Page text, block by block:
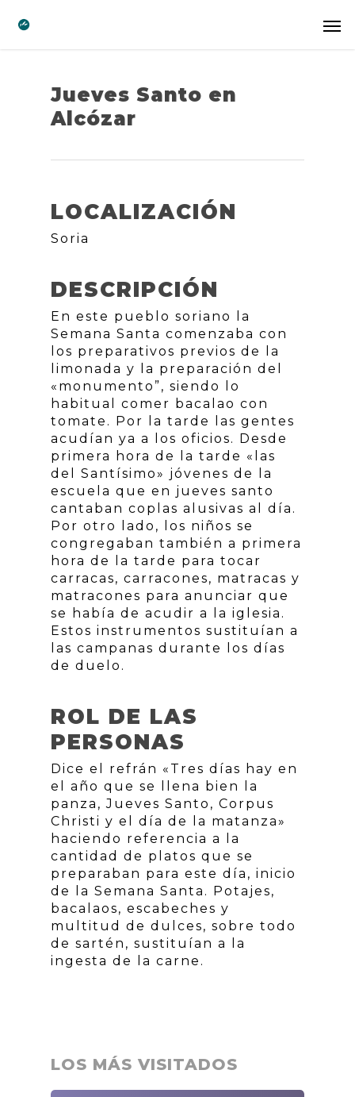
Jueves Santo en
Alcózar
LOCALIZACIÓN
Soria
DESCRIPCIÓN
En este pueblo soriano la
Semana Santa comenzaba con
los preparativos previos de la
limonada y la preparación del
«monumento”, siendo lo
habitual comer bacalao con
tomate. Por la tarde las gentes
acudían ya a los oficios. Desde
primera hora de la tarde «las
del Santísimo» jóvenes de la
escuela que en jueves santo
cantaban coplas alusivas al día.
Por otro lado, los niños se
congregaban también a primera
hora de la tarde para tocar
carracas, carracones, matracas y
matracones para anunciar que
se había de acudir a la iglesia.
Estos instrumentos sustituían a
las campanas durante los días
de duelo.
ROL DE LAS
PERSONAS
Dice el refrán «Tres días hay en
el año que se llena bien la
panza, Jueves Santo, Corpus
Christi y el día de la matanza»
haciendo referencia a la
cantidad de platos que se
preparaban para este día, inicio
de la Semana Santa. Potajes,
bacalaos, escabeches y
multitud de dulces, sobre todo
de sartén, sustituían a la
ingesta de la carne.
LOS MÁS VISITADOS